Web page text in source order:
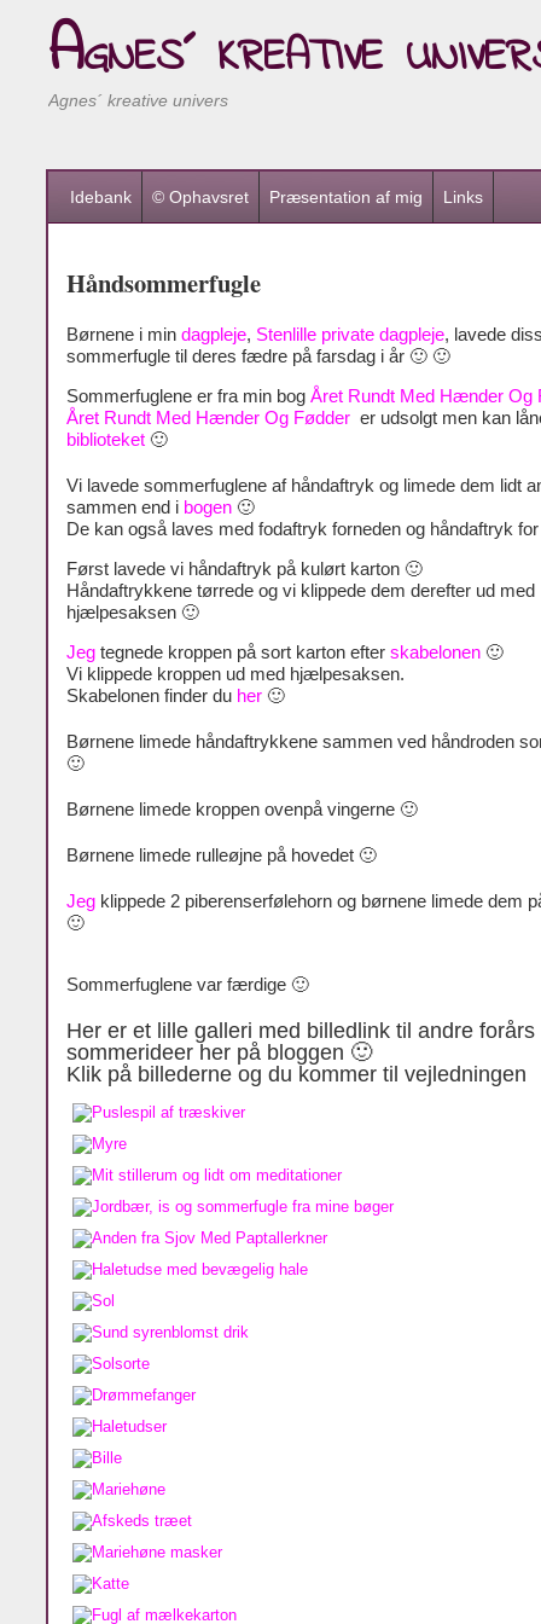
Agnes´ kreative
Agnes´ kreative univers
Idebank © Ophavsret Præsentation af mig Links
Håndsommerfugle
Børnene i min dagpleje, Stenlille private dagpleje, lavede
sommerfugle til deres fædre på farsdag i år 🙂 🙂
Sommerfuglene er fra min bog Året Rundt Med Hænder Og
Året Rundt Med Hænder Og Fødder er udsolgt men kan
biblioteket 🙂
Vi lavede sommerfuglene af håndaftryk og limede dem lidt
sammen end i bogen 🙂
De kan også laves med fodaftryk forneden og håndaftryk
Først lavede vi håndaftryk på kulørt karton 🙂
Håndaftrykkene tørrede og vi klippede dem derefter ud med
hjælpesaksen 🙂
Jeg tegnede kroppen på sort karton efter skabelonen 🙂
Vi klippede kroppen ud med hjælpesaksen.
Skabelonen finder du her 🙂
Børnene limede håndaftrykkene sammen ved håndroden
🙂
Børnene limede kroppen ovenpå vingerne 🙂
Børnene limede rulleøjne på hovedet 🙂
Jeg klippede 2 piberenserfølehorn og børnene limede dem
🙂
Sommerfuglene var færdige 🙂
Her er et lille galleri med billedlink til andre forårs
sommerideer her på bloggen 🙂
Klik på billederne og du kommer til vejledningen